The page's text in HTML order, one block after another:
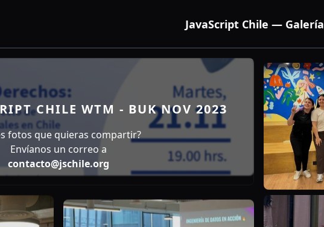
JavaScript Chile — Galería
CHILE WTM - BUK NOV 2023
fotos que quieras compartir?
Envíanos un correo a
contacto@jschile.org